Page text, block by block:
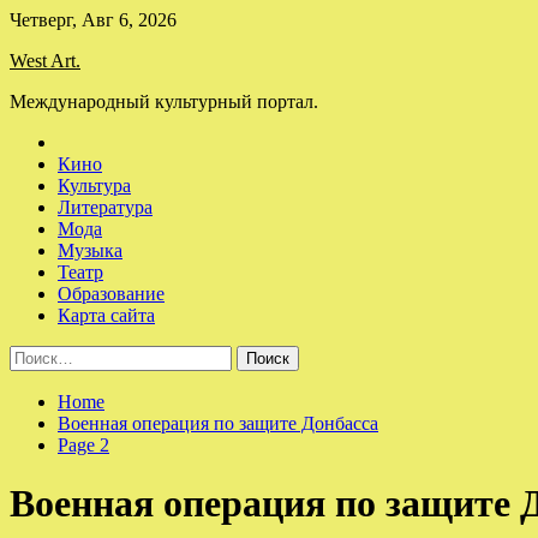
Skip
content
Четверг, Авг 6, 2026
West Art.
Международный культурный портал.
Кино
Культура
Литература
Мода
Музыка
Театр
Образование
Карта сайта
Найти:
Home
Военная операция по защите Донбасса
Page 2
Военная операция по защите